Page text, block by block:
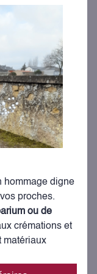
hommage digne
proches.
ou de
crémations et
matériaux